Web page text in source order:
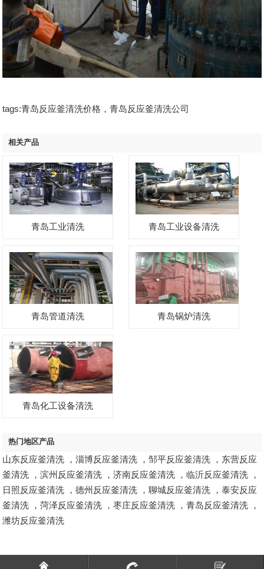
tags:青岛反应釜清洗价格，青岛反应釜清洗公司
相关产品
青岛工业清洗 青岛工业设备清洗
青岛管道清洗 青岛锅炉清洗
青岛化工设备清洗
热门地区产品
山东反应釜清洗 ，淄博反应釜清洗 ，邹平反应釜清洗 ， 东营反应
釜清洗 ，滨州反应釜清洗 ，济南反应釜清洗 ，临沂反应釜清洗 ，
日照反应釜清洗 ，德州反应釜清洗 ，聊城反应釜清洗 ，泰安反应
釜清洗 ，菏泽反应釜清洗 ，枣庄反应釜清洗 ，青岛反应釜清洗 ，
潍坊反应釜清洗